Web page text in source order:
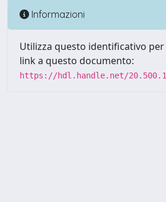
Informazioni
Utilizza questo identificativo
link a questo documento:
https://hdl.handle.net/